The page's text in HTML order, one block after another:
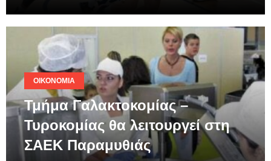
ΟΙΚΟΝΟΜΊΑ
Τμήμα Γαλακτοκομίας –
Τυροκομίας θα λειτουργεί στη
ΣΑΕΚ Παραμυθιάς